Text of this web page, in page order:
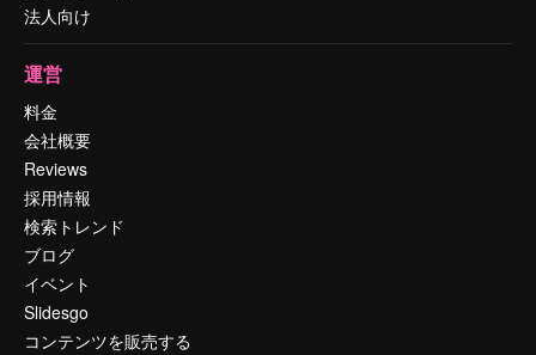
法人向け
運営
料金
会社概要
Reviews
採用情報
検索トレンド
ブログ
イベント
Slidesgo
コンテンツを販売する